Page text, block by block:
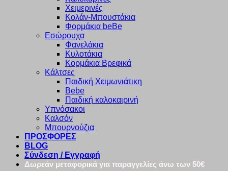
Χειμερινές
Κολάν-Μπουστάκια
Φορμάκια beBe
Εσώρουχα
Φανελάκια
Κυλοτάκια
Κορμάκια Βρεφικά
Κάλτσες
Παιδική Χειμωνιάτικη
Bebe
Παιδική καλοκαιρινή
Υπνόσακοι
Καλσόν
Μπουρνούζια
ΠΡΟΣΦΟΡΕΣ
BLOG
Σύνδεση / Εγγραφή
Δωρεάν μεταφορικά για παραγγελίες άνω των 50€